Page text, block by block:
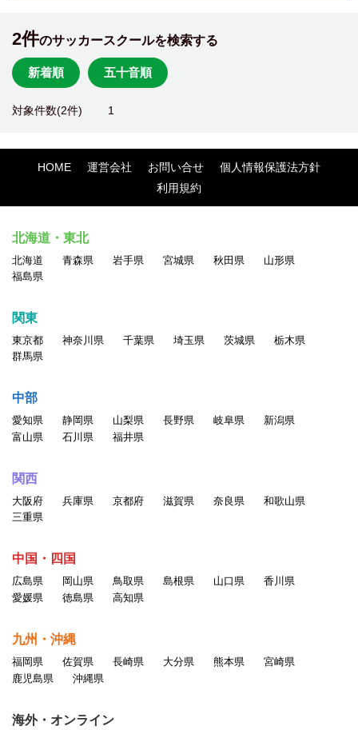
2件のサッカースクールを検索する
新着順 五十音順
対象件数(2件) 1
HOME 運営会社 お問い合せ
個人情報保護法方針
利用規約
北海道・東北
北海道 青森県 岩手県 宮城県 秋田県
山形県
福島県
関東
東京都 神奈川県 千葉県 埼玉県 茨城県
栃木県
群馬県
中部
愛知県 静岡県 山梨県 長野県 岐阜県
新潟県
富山県
石川県 福井県
関西
大阪府 兵庫県 京都府 滋賀県 奈良県
和歌山県
三重県
中国・四国
広島県 岡山県 鳥取県 島根県 山口県
香川県
愛媛県
徳島県 高知県
九州・沖縄
福岡県 佐賀県 長崎県 大分県 熊本県
宮崎県
鹿児島県
沖縄県
海外・オンライン